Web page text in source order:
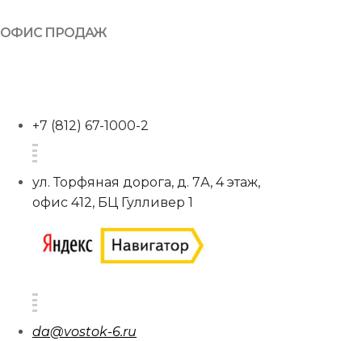
ОФИС ПРОДАЖ
+7 (812) 67-1000-2
ул. Торфяная дорога, д. 7А, 4 этаж,
офис 412, БЦ Гулливер 1
da@vostok-6.ru